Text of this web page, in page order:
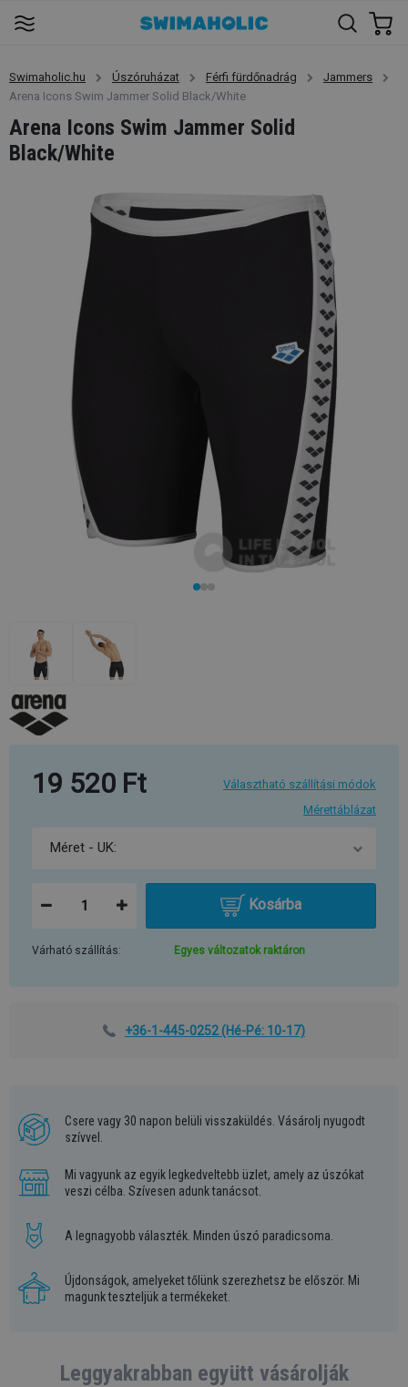
Swimaholic.hu Úszóruházat Férfi fürdőnadrág
Jammers
Arena Icons Swim Jammer Solid Black/White
Arena Icons Swim Jammer Solid
Black/White
19 520 Ft
Választható szállítási módok
Mérettáblázat
Kosárba
Várható szállítás: Egyes változatok raktáron
+36-1-445-0252(Hé-Pé: 10-17)
Csere vagy 30 napon belüli visszaküldés. Vásárolj nyugodt
szívvel.
Mi vagyunk az egyik legkedveltebb üzlet, amely az úszókat
veszi célba. Szívesen adunk tanácsot.
A legnagyobb választék. Minden úszó paradicsoma.
Újdonságok, amelyeket tőlünk szerezhetsz be először. Mi
magunk teszteljük a termékeket.
Leggyakrabban együtt vásárolják